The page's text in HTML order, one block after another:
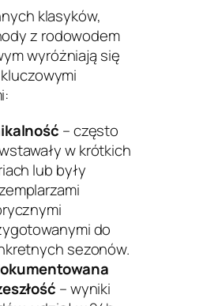
klasyków,
z rodowodem
wyróżniają się
– często
w krótkich
lub były
do
sezonów.
– wyniki